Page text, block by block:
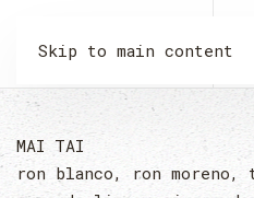
Skip to main content
LA MALQUERIDA
MAI TAI
ron blanco, ron